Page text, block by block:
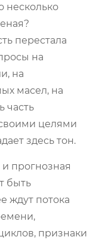
несколько
перестала
на
на
масел, на
часть
целями
здесь тон.
прогнозная
быть
ждут потока
признаки